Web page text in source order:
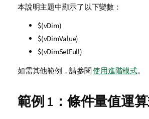
本說明主題中顯示了以下變數：
$(vDim)
$(vDimValue)
$(vDimSetFull)
如需其他範例，請參閱使用進階模式。
範例 1：條件量值運